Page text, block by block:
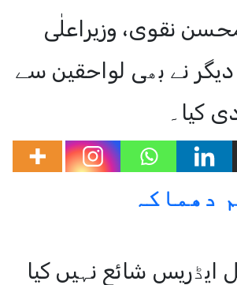
نقوی، وزیراعلٰی
نے بھی لواحقین سے
کیا۔
دھماکہ
ایڈریس شائع نہیں کیا